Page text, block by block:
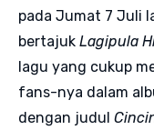
pada Jumat 7 Juli
bertajuk Lagipula
lagu yang cukup
fans-nya dalam
dengan judul